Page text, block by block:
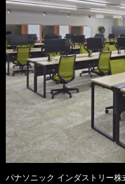
パナソニック インダストリー